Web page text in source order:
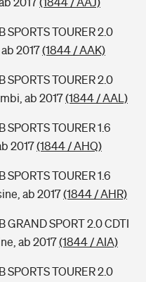
SPORTS TOURER 2.0
2017(1844 / AAK)
SPORTS TOURER 2.0
ab 2017(1844 / AAL)
TOURER 1.6
2017(1844 / AHQ)
TOURER 1.6
ab 2017(1844 / AHR)
GRAND SPORT 2.0 CDTI
ab 2017(1844 / AIA)
SPORTS TOURER 2.0